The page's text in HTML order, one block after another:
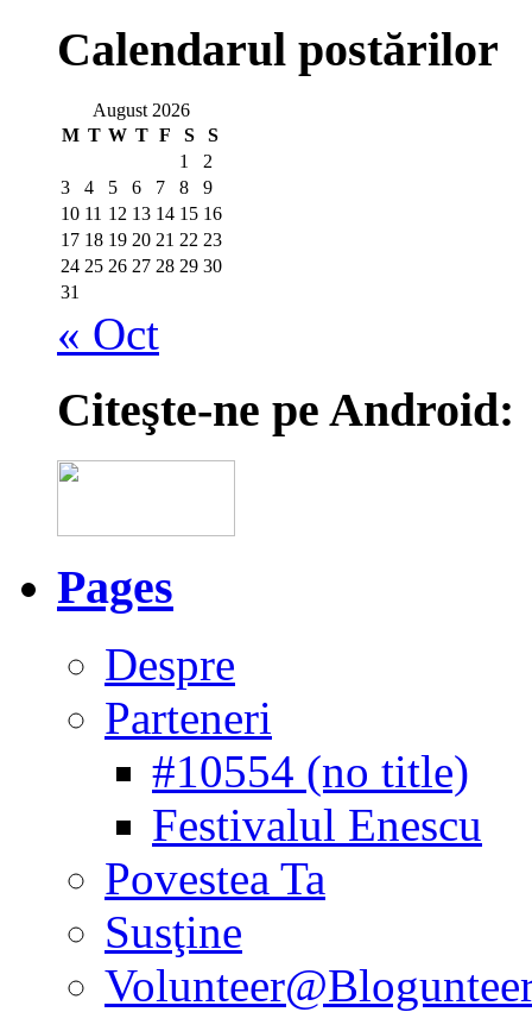
Calendarul postărilor
August 2026
M T W T F S
S
1
2
3
4 5 6 7 8
9
10 11 12 13 14 15 16
17 18 19 20 21 22 23
24 25 26 27 28 29 30
31
« Oct
Citeşte-ne pe Android:
Pages
Despre
Parteneri
#10554 (no title)
Festivalul Enescu
Povestea Ta
Susţine